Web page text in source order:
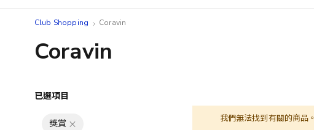
Club Shopping Coravin
Coravin
我們無法找到有關的商品。
已選項目
獎賞